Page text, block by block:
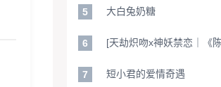
5 大白兔奶糖
6
7 短小君的爱情奇遇